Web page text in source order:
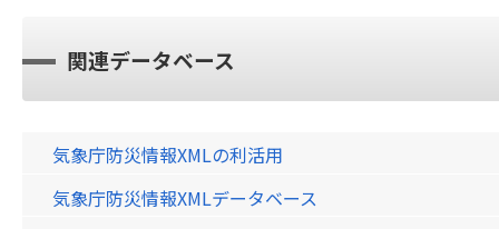
関連データベース
気象庁防災情報XMLの利活用
気象庁防災情報XMLデータベース